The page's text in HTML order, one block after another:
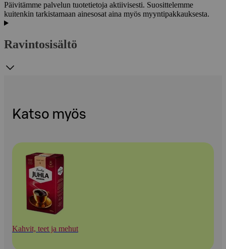
Päivitämme palvelun tuotetietoja aktiivisesti. Suosittelemme
kuitenkin tarkistamaan ainesosat aina myös myyntipakkauksesta.
Ravintosisältö
Katso myös
Kahvit, teet ja mehut